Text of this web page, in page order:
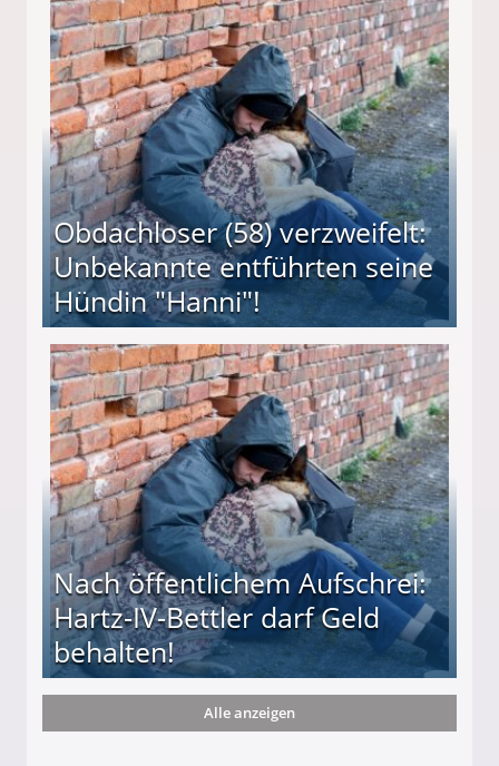
Mutter freigesprochen!
Obdachloser (58) verzweifelt:
Unbekannte entführten seine
Hündin "Hanni"!
entführten seine Hündin "Hanni"!
Nach öffentlichem Aufschrei:
Hartz-IV-Bettler darf Geld
behalten!
darf Geld behalten!
Alle anzeigen